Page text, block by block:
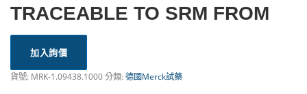
TRACEABLE TO SRM FROM
加入詢價
貨號: MRK-1.09438.1000分類:德國Merck試藥